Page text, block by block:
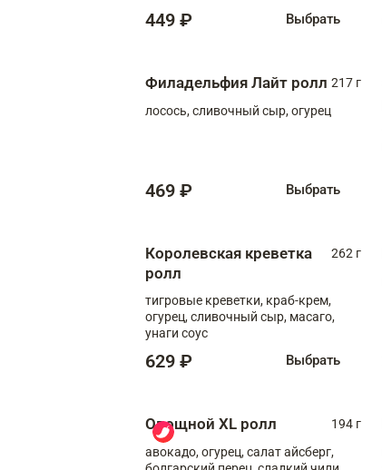
449 ₽ Выбрать
Филадельфия Лайт ролл 217 г
лосось, сливочный сыр, огурец
469 ₽ Выбрать
Королевская креветка
ролл
262 г
тигровые креветки, краб-крем,
огурец, сливочный сыр, масаго,
унаги соус
629 ₽ Выбрать
Овощной XL ролл
194 г
авокадо, огурец, салат айсберг,